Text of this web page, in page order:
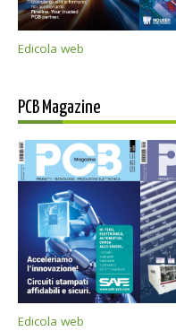
Edicola web
PCB Magazine
Edicola web